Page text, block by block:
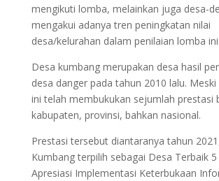
mengikuti lomba, melainkan juga desa-
mengakui adanya tren peningkatan nilai
desa/kelurahan dalam penilaian lomba ini.
Desa kumbang merupakan desa hasil
desa danger pada tahun 2010 lalu.
ini telah membukukan sejumlah prestasi
kabupaten, provinsi, bahkan nasional.
Prestasi tersebut diantaranya tahun
Kumbang terpilih sebagai Desa Terbaik
Apresiasi Implementasi Keterbukaan